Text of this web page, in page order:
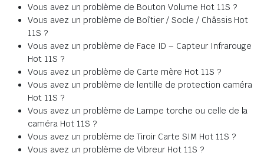
Vous avez un problème de Bouton Volume Hot 11S ?
Vous avez un problème de Boîtier / Socle / Châssis Hot
11S ?
Vous avez un problème de Face ID – Capteur Infrarouge
Hot 11S ?
Vous avez un problème de Carte mère Hot 11S ?
Vous avez un problème de lentille de protection caméra
Hot 11S ?
Vous avez un problème de Lampe torche ou celle de la
caméra Hot 11S ?
Vous avez un problème de Tiroir Carte SIM Hot 11S ?
Vous avez un problème de Vibreur Hot 11S ?